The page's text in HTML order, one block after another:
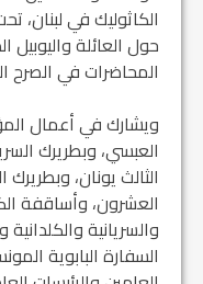
الكاثوليك في لبنان،
حول العائلة
المحاضرات في الصرح
ويشارك في أعمال
العبسي، وبطريرك
الثالث يونان،
العشرون، وأساقفة
والسريانية والكلدانية
السفارة البابوية